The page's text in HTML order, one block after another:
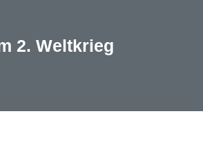
2. Weltkrieg